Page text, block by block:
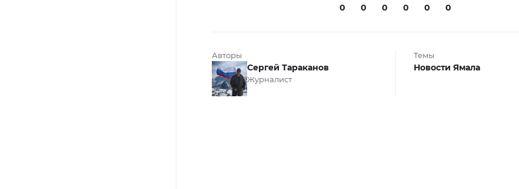
0 0 0 0 0 0
Авторы
Сергей Тараканов
Журналист
Темы
Новости Ямала